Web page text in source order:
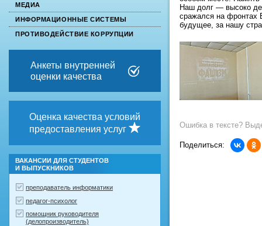
МЕДИА
ИНФОРМАЦИОННЫЕ СИСТЕМЫ
ПРОТИВОДЕЙСТВИЕ КОРРУПЦИИ
Анкеты внутренней
оценки качества
Оценка качества условий
предоставления услуг
ВАКАНСИИ ДЛЯ СТУДЕНТОВ
И ВЫПУСКНИКОВ
преподаватель информатики
педагог-психолог
помощник руководителя
(делопроизводитель)
Наш долг — высоко
сражался на фронтах
будущее, за нашу
Ошибка в тексте?
Поделиться: